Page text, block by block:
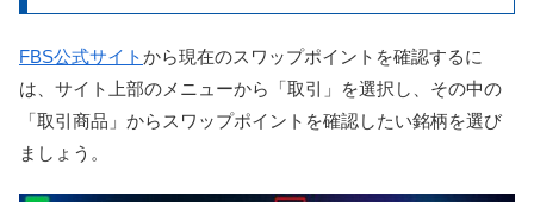
FBS公式サイトから現在のスワップポイントを確認するに
は、サイト上部のメニューから「取引」を選択し、その中の
「取引商品」からスワップポイントを確認したい銘柄を選び
ましょう。